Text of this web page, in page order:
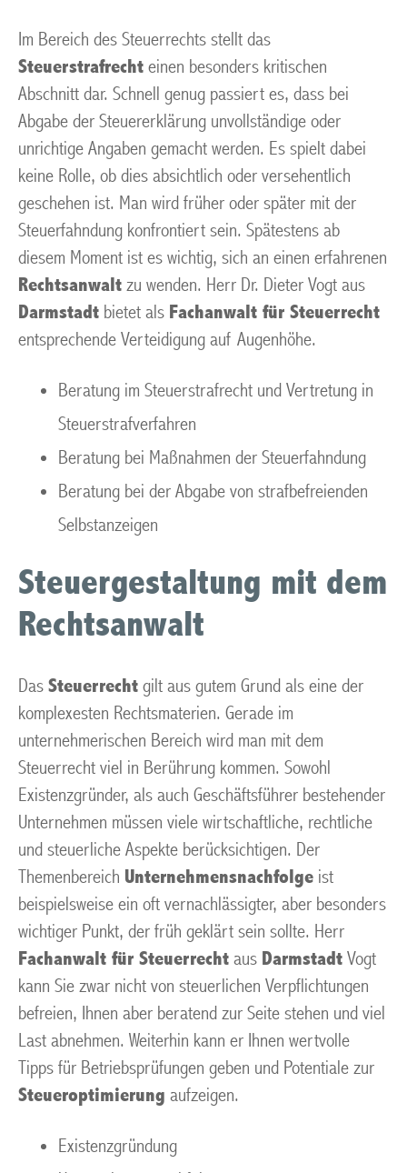
Im Bereich des Steuerrechts stellt das
Steuerstrafrecht einen besonders kritischen
Abschnitt dar. Schnell genug passiert es, dass bei
Abgabe der Steuererklärung unvollständige oder
unrichtige Angaben gemacht werden. Es spielt dabei
keine Rolle, ob dies absichtlich oder versehentlich
geschehen ist. Man wird früher oder später mit der
Steuerfahndung konfrontiert sein. Spätestens ab
diesem Moment ist es wichtig, sich an einen erfahrenen
Rechtsanwalt zu wenden. Herr Dr. Dieter Vogt aus
Darmstadt bietet als Fachanwalt für Steuerrecht
entsprechende Verteidigung auf Augenhöhe.
Beratung im Steuerstrafrecht und Vertretung in
Steuerstrafverfahren
Beratung bei Maßnahmen der Steuerfahndung
Beratung bei der Abgabe von strafbefreienden
Selbstanzeigen
Steuergestaltung mit dem
Rechtsanwalt
Das Steuerrecht gilt aus gutem Grund als eine der
komplexesten Rechtsmaterien. Gerade im
unternehmerischen Bereich wird man mit dem
Steuerrecht viel in Berührung kommen. Sowohl
Existenzgründer, als auch Geschäftsführer bestehender
Unternehmen müssen viele wirtschaftliche, rechtliche
und steuerliche Aspekte berücksichtigen. Der
Themenbereich Unternehmensnachfolge ist
beispielsweise ein oft vernachlässigter, aber besonders
wichtiger Punkt, der früh geklärt sein sollte. Herr
Fachanwalt für Steuerrecht aus Darmstadt Vogt
kann Sie zwar nicht von steuerlichen Verpflichtungen
befreien, Ihnen aber beratend zur Seite stehen und viel
Last abnehmen. Weiterhin kann er Ihnen wertvolle
Tipps für Betriebsprüfungen geben und Potentiale zur
Steueroptimierung aufzeigen.
Existenzgründung